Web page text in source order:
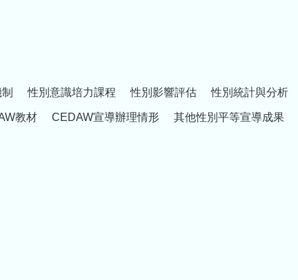
性別意識培力課程 性別影響評估 性別統計與分析
教材 CEDAW宣導辦理情形 其他性別平等宣導成果